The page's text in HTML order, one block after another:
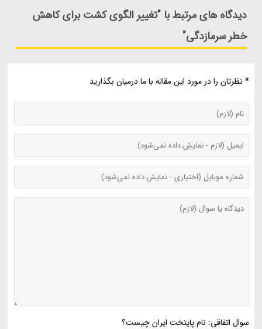
دیدگاه های مرتبط با "تغییر الگوی کشت برای کاهش
خطر سرمازدگی"
* نظرتان را در مورد این مقاله با ما درمیان بگذارید
سوال اتفاقی: نام پایتخت ایران چیست؟